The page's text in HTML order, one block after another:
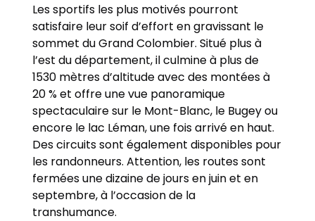
Les sportifs les plus motivés pourront
satisfaire leur soif d’effort en gravissant le
sommet du Grand Colombier. Situé plus à
l’est du département, il culmine à plus de
1530 mètres d’altitude avec des montées à
20 % et offre une vue panoramique
spectaculaire sur le Mont-Blanc, le Bugey ou
encore le lac Léman, une fois arrivé en haut.
Des circuits sont également disponibles pour
les randonneurs. Attention, les routes sont
fermées une dizaine de jours en juin et en
septembre, à l’occasion de la
transhumance.